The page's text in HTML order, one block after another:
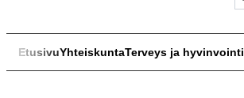
EtusivuYhteiskuntaTerveys ja hyvinvointi